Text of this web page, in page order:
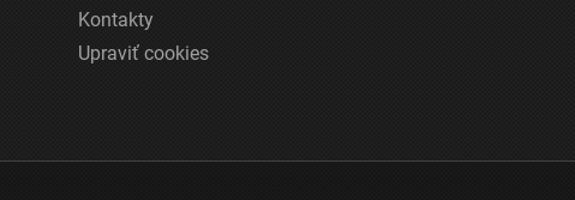
Kontakty
Upraviť cookies